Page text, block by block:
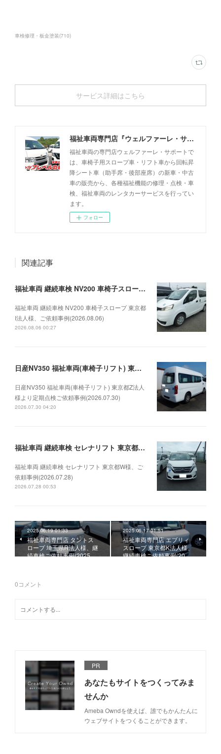
車検修理・板金塗装(710)
サービス詳細はこちら
福祉車両専門店『ウェルファーレ・サポート』
福祉車両の専門店ウェルファーレ・サポートで
は、車椅子用スロープ車・リフト車から回転昇
降シート車（助手席・後部座席）の新車・中古
車の販売から、各種福祉機能の修理・点検・車
検、福祉車両のレンタカーサービスを行ってい
ます。
フォロー
関連記事
福祉車両 継続車検 NV200 車椅子スロープ 東京都I法人様、ご依頼事例(2026.08.06)
福祉車両 継続車検 NV200 車椅子スロープ 東京都
I法人様、ご依頼事例(2026.08.06)
2026.08.06 00:27
日産NV350 福祉車両(車椅子リフト) 東京都Z法人様より定期点検ご依頼事例(2026.07.30)
日産NV350 福祉車両(車椅子リフト) 東京都Z法人
様より定期点検ご依頼事例(2026.07.30)
2026.07.30 04:20
福祉車両 継続車検 セレナリフト 東京都W様、ご依頼事例(2026.07.28)
福祉車両 継続車検 セレナリフト 東京都W様、ご
依頼事例(2026.07.28)
2026.07.28 00:53
2025.06.19 01:33
福祉車両専門店 タントス
ロープ 埼玉県R法人様、継
続車検ご依頼事例(2025.…
2025.06.17 01:51
福祉車両専門店 エブリィ
スロープ 東京都K法人様、
継続車検ご依頼事例(20…
0コメント
PR
あなたもサイトをつくってみま
せんか
Ameba Owndを使えば、誰でもかんたんに
ウェブサイトをつくることができます。